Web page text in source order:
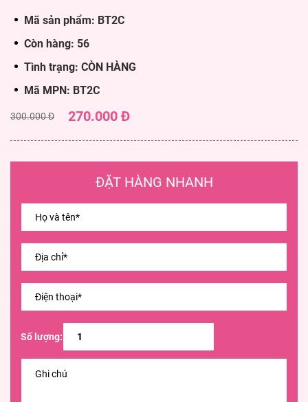
Mã sản phẩm: BT2C
Còn hàng: 56
Tình trạng: CÒN HÀNG
Mã MPN: BT2C
300.000 Đ 270.000 Đ
ĐẶT HÀNG NHANH
Số lượng: